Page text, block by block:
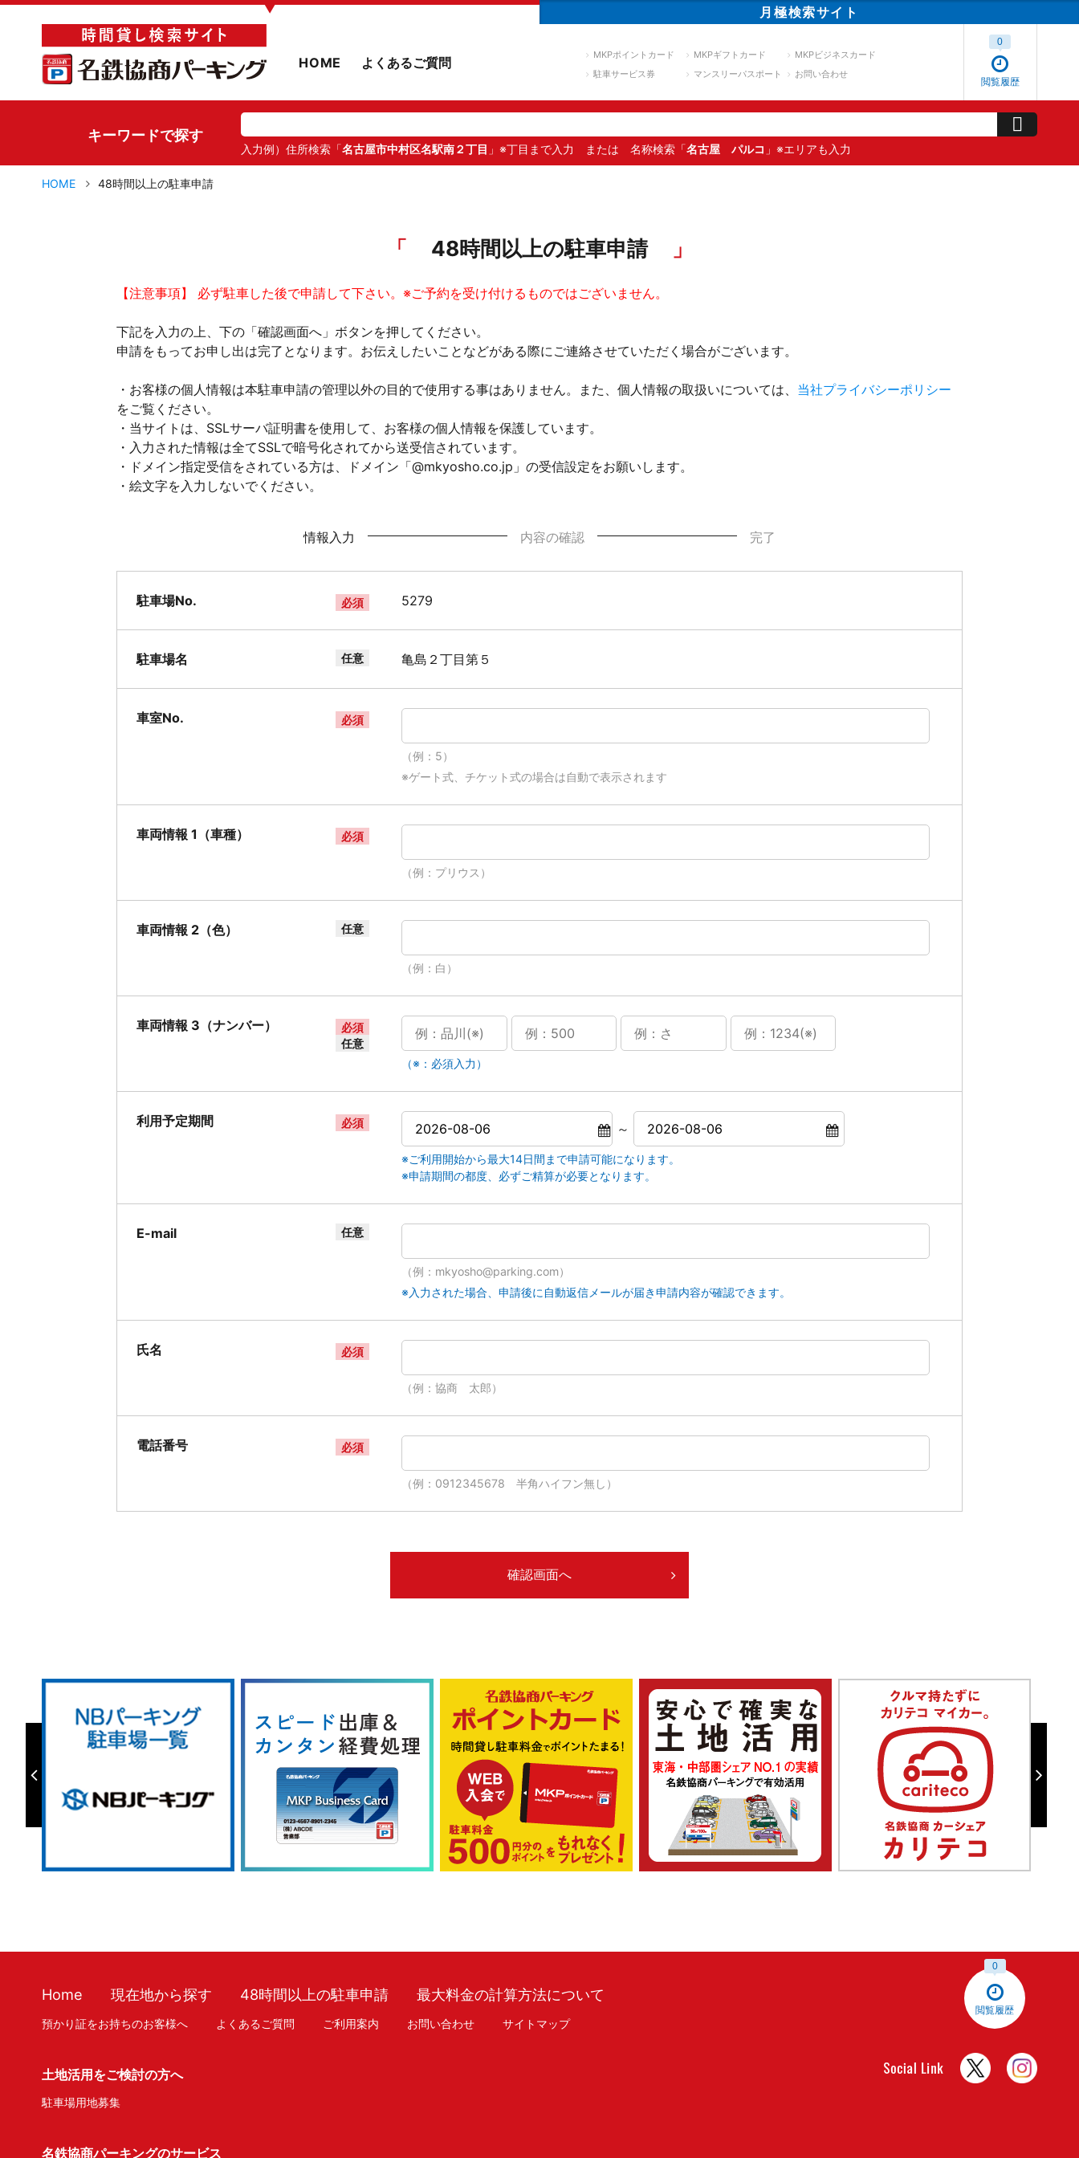
▼ 月極検索サイト
HOME よくあるご質問 MKPポイントカード MKPギフトカード
MKPビジネスカード
駐車サービス券
マンスリーパスポート お問い合わせ
閲覧履歴
0
キーワードで探す
入力例）住所検索「名古屋市中村区名駅南２丁目 」※丁目まで入力 または 名称検索「名古屋 パルコ 」※エリアも入力
HOME 48時間以上の駐車申請
48時間以上の駐車申請
【注意事項】 必ず駐車した後で申請して下さい。※ご予約を受け付けるものではございません。
下記を入力の上、下の「確認画面へ」ボタンを押してください。
申請をもってお申し出は完了となります。お伝えしたいことなどがある際にご連絡させていただく場合がございます。
・お客様の個人情報は本駐車申請の管理以外の目的で使用する事はありません。また、個人情報の取扱いについては、 当社プライバシーポリシー
をご覧ください。
・当サイトは、SSLサーバ証明書を使用して、お客様の個人情報を保護しています。
・入力された情報は全てSSLで暗号化されてから送受信されています。
・ドメイン指定受信をされている方は、ドメイン「@mkyosho.co.jp」の受信設定をお願いします。
・絵文字を入力しないでください。
情報入力 内容の確認 完了
駐車場No. 必須 5279
駐車場名 任意 亀島２丁目第５
車室No. 必須
（例：5）
※ゲート式、チケット式の場合は自動で表示されます
車両情報 1（車種） 必須
（例：プリウス）
車両情報 2（色） 任意
（例：白）
車両情報 3（ナンバー）
必須
任意
（※：必須入力）
利用予定期間 必須 ～
※ご利用開始から最大14日間まで申請可能になります。
※申請期間の都度、必ずご精算が必要となります。
E-mail 任意
（例：mkyosho@parking.com）
※入力された場合、申請後に自動返信メールが届き申請内容が確認できます。
氏名 必須
（例：協商 太郎）
電話番号 必須
（例：0912345678 半角ハイフン無し）
閲覧履歴
0
Home 現在地から探す 48時間以上の駐車申請 最大料金の計算方法について
預かり証をお持ちのお客様へ よくあるご質問 ご利用案内 お問い合わせ サイトマップ
土地活用をご検討の方へ
駐車場用地募集
名鉄協商パーキングのサービス